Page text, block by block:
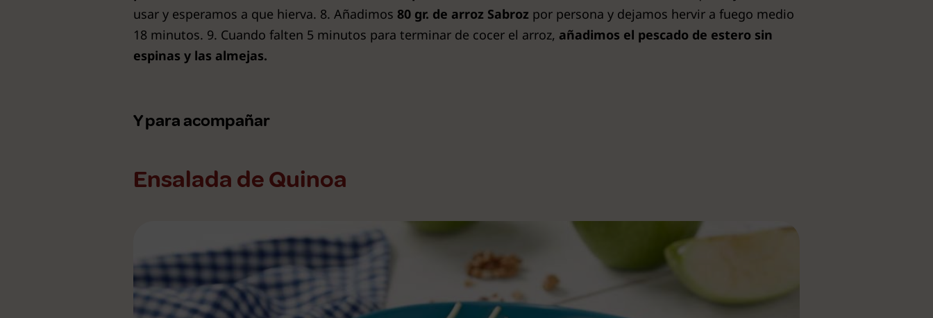
usar y esperamos a que hierva. 8. Añadimos 80 gr. de arroz Sabroz por persona y dejamos hervir a fuego medio
18 minutos. 9. Cuando falten 5 minutos para terminar de cocer el arroz, añadimos el pescado de estero sin
espinas y las almejas.
Y para acompañar
Ensalada de Quinoa